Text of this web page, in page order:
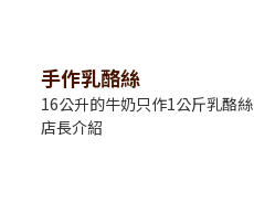
手作乳酪絲
16公升的牛奶只作1公斤乳酪絲
店長介紹